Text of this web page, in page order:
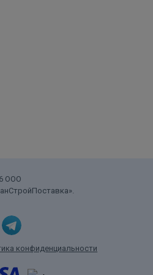
ООО
конфиденциальности